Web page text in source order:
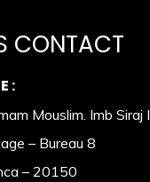
CONTACT
:
Mouslim. Imb Siraj I
– Bureau 8
– 20150